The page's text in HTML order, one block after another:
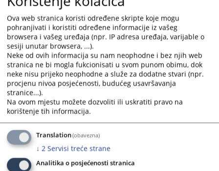
select
a
date.
Press
the
question
mark
key
to
get
the
keyboard
shortcuts
for
changing
dates.
select
a
date.
Press
question
mark
key
to
get
keyboard
dates.
28.02.2024.
Plan javnih nabavki Općinskog suda u Livnu za 2024.
godinu
19.01.2023.
Plan javnih nabavki Općinskog suda u Livnu za 2023.
godinu
03.03.2022.
Plan javnih nabavki Općinskog suda u Livnu za 2022.
godinu
Plan javnih nabavki Općinskog suda u Livnu za 2021.
godinu
Ova web stranica koristi određene skripte koje mogu
pohranjivati i koristiti određene informacije iz vašeg
browsera i vašeg uređaja (npr. IP adresa uređaja, varijable o
sesiji unutar browsera, ...).
Neke od ovih informacija su nam neophodne i bez njih web
stranica ne bi mogla fukcionisati u svom punom obimu, dok
neke nisu prijeko neophodne a služe za dodatne stvari (npr.
procjenu nivoa posjećenosti, budućeg usavršavanja
stranice...).
Na ovom mjestu možete dozvoliti ili uskratiti pravo na
korištenje tih informacija.
Translation(obavezna)
↓ 2 Servisi treće strane
Analitika o posjećenosti stranica